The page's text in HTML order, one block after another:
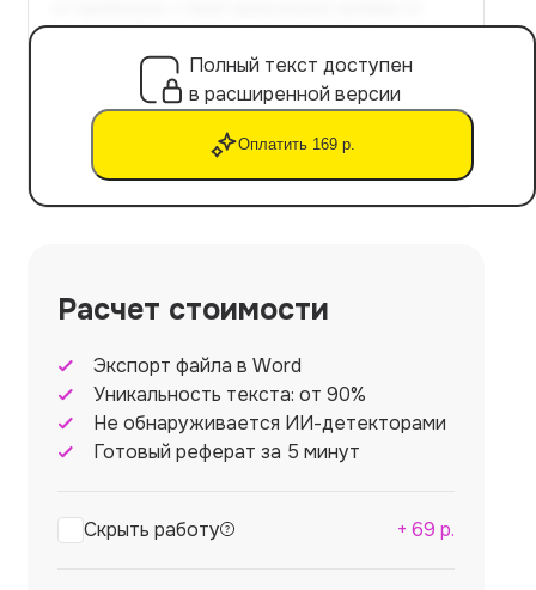
Полный текст доступен
в расширенной версии
Оплатить 169 р.
Расчет стоимости
Экспорт файла в Word
Уникальность текста: от 90%
Не обнаруживается ИИ-детекторами
Готовый реферат за 5 минут
Скрыть работу + 69 р.